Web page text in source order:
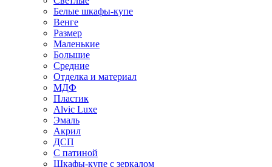
Белые шкафы-купе
Венге
Размер
Маленькие
Большие
Средние
Отделка и материал
МДФ
Пластик
Alvic Luxe
Эмаль
Акрил
ДСП
С патиной
Шкафы-купе с зеркалом